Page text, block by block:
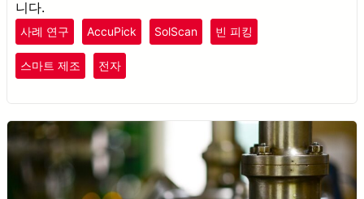
니다.
사례 연구 AccuPick SolScan 빈 피킹
스마트 제조 전자